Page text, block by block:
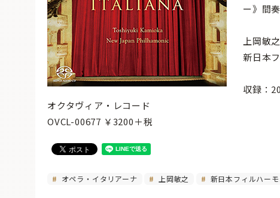
ー》間
上岡敏
新日本
収録：
オクタヴィア・レコード
OVCL-00677 ￥3200＋税
オペラ・イタリアーナ 上岡敏之 新日本フィルハー